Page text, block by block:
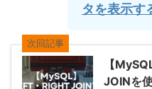
タを表示す
次回記事
【
JOINを